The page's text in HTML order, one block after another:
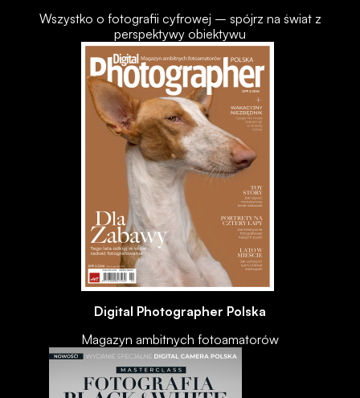
Wszystko o fotografii cyfrowej – spójrz na świat z
perspektywy obiektywu
Digital Photographer Polska
Magazyn ambitnych fotoamatorów